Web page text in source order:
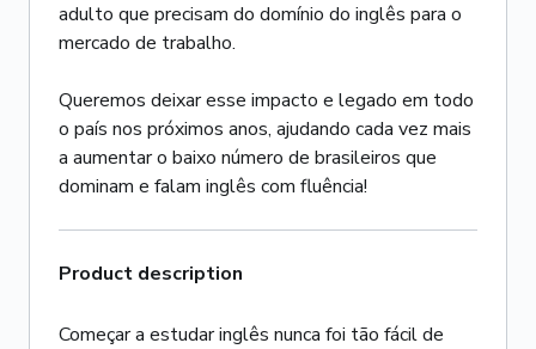
adulto que precisam do domínio do inglês para o
mercado de trabalho.
Queremos deixar esse impacto e legado em todo
o país nos próximos anos, ajudando cada vez mais
a aumentar o baixo número de brasileiros que
dominam e falam inglês com fluência!
Product description
Começar a estudar inglês nunca foi tão fácil de